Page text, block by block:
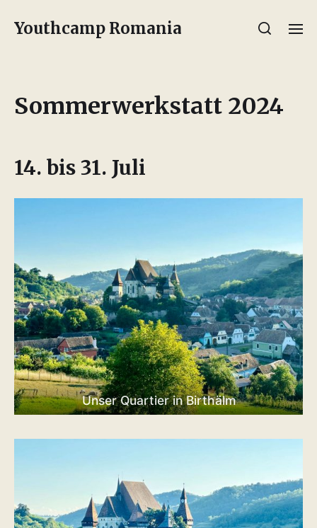
Youthcamp Romania
Sommerwerkstatt 2024
14. bis 31. Juli
Unser Quartier in Birthälm